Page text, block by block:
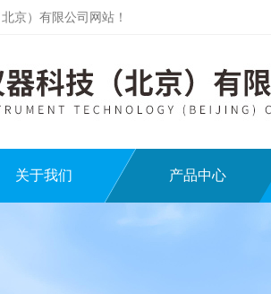
京）有限公司网站！
关于我们 产品中心